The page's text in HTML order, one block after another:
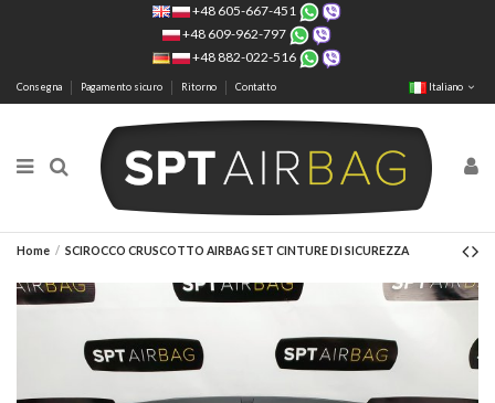
+48 605-667-451
+48 609-962-797
+48 882-022-516
Consegna Pagamento sicuro Ritorno Contatto Italiano
Home SCIROCCO CRUSCOTTO AIRBAG SET CINTURE DI SICUREZZA